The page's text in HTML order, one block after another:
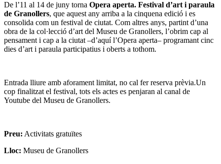
De l’11 al 14 de juny torna Opera aperta. Festival d’art i paraula
de Granollers, que aquest any arriba a la cinquena edició i es
consolida com un festival de ciutat. Com altres anys, partint d’una
obra de la col·lecció d’art del Museu de Granollers, l’obrim cap al
pensament i cap a la ciutat –d’aquí l’Opera aperta– programant cinc
dies d’art i paraula participatius i oberts a tothom.
Entrada lliure amb aforament limitat, no cal fer reserva prèvia.Un
cop finalitzat el festival, tots els actes es penjaran al canal de
Youtube del Museu de Granollers.
Preu: Activitats gratuïtes
Lloc: Museu de Granollers